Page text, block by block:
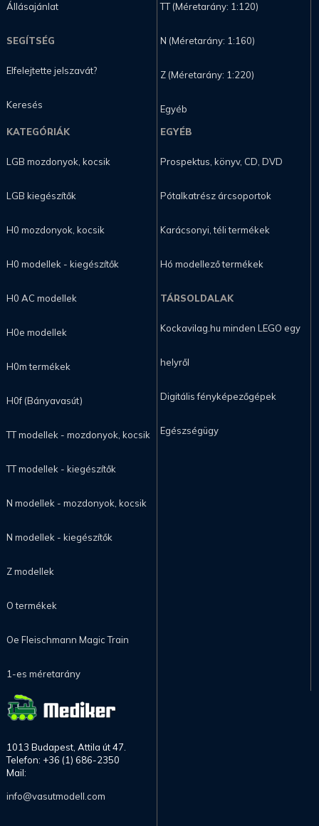
Állásajánlat
SEGÍTSÉG
Elfelejtette jelszavát?
Keresés
TT (Méretarány: 1:120)
N (Méretarány: 1:160)
Z (Méretarány: 1:220)
Egyéb
KATEGÓRIÁK
LGB mozdonyok, kocsik
LGB kiegészítők
H0 mozdonyok, kocsik
H0 modellek - kiegészítők
H0 AC modellek
H0e modellek
H0m termékek
H0f (Bányavasút)
TT modellek - mozdonyok, kocsik
TT modellek - kiegészítők
N modellek - mozdonyok, kocsik
N modellek - kiegészítők
Z modellek
O termékek
Oe Fleischmann Magic Train
1-es méretarány
EGYÉB
Prospektus, könyv, CD, DVD
Pótalkatrész árcsoportok
Karácsonyi, téli termékek
Hó modellező termékek
TÁRSOLDALAK
Kockavilag.hu minden LEGO egy
helyről
Digitális fényképezőgépek
Egészségügy
1013 Budapest, Attila út 47.
Telefon: +36 (1) 686-2350
Mail:
info@vasutmodell.com